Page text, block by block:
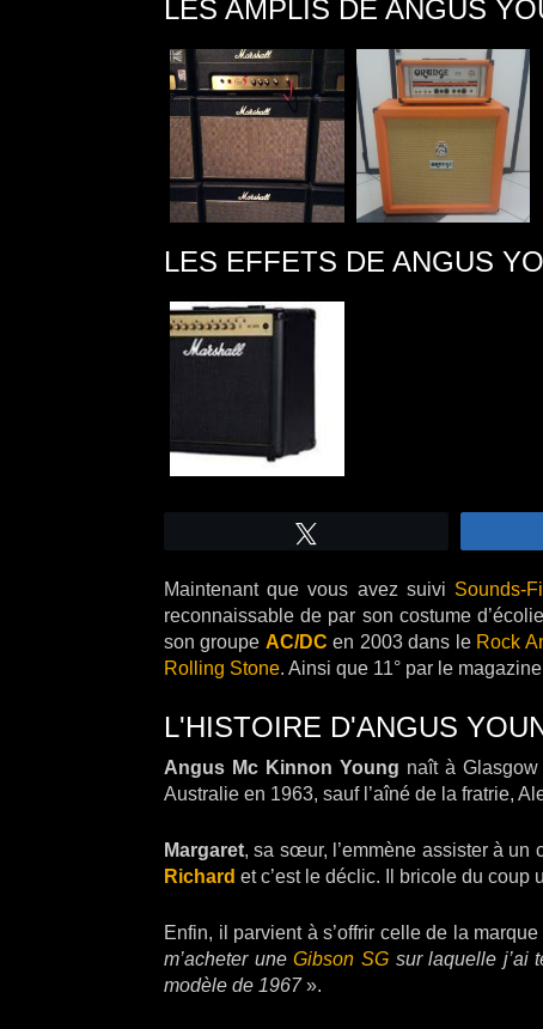
LES AMPLIS DE ANGUS
LES EFFETS DE ANGUS
Maintenant que vous avez suivi Sounds-
reconnaissable de par son costume
son groupe AC/DC en 2003 dans le Rock
Rolling Stone. Ainsi que 11° par le
L'HISTOIRE D'ANGUS
Angus Mc Kinnon Young naît à
Australie en 1963, sauf l’aîné de la fratrie,
Margaret, sa sœur, l’emmène assister à un
Richard et c’est le déclic. Il bricole du coup
Enfin, il parvient à s’offrir celle de la
m’acheter uneGibson SGsur laquelle j’ai
modèle de 1967».